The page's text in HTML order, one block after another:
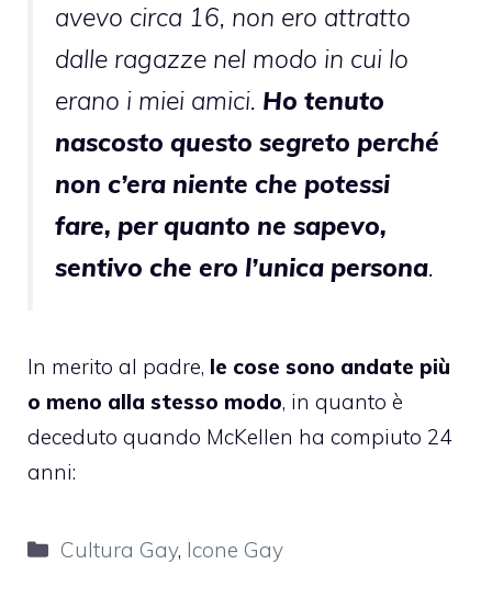
avevo circa 16, non ero attratto
dalle ragazze nel modo in cui lo
erano i miei amici. Ho tenuto
nascosto questo segreto perché
non c’era niente che potessi
fare, per quanto ne sapevo,
sentivo che ero l’unica persona.
In merito al padre, le cose sono andate più
o meno alla stesso modo, in quanto è
deceduto quando McKellen ha compiuto 24
anni:
Categorie
Cultura Gay, Icone Gay